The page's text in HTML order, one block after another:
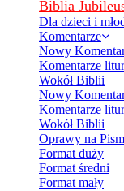
Biblia
Dla dzieci i
Komentarze
Nowy
Komentarze
Wokół Biblii
Nowy
Komentarze
Wokół Biblii
Oprawy na
Format duży
Format średni
Format mały